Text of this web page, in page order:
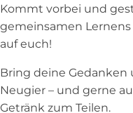
Kommt vorbei und
gemeinsamen
auf euch!
Bring deine
Neugier – und gerne
Getränk zum Teilen.